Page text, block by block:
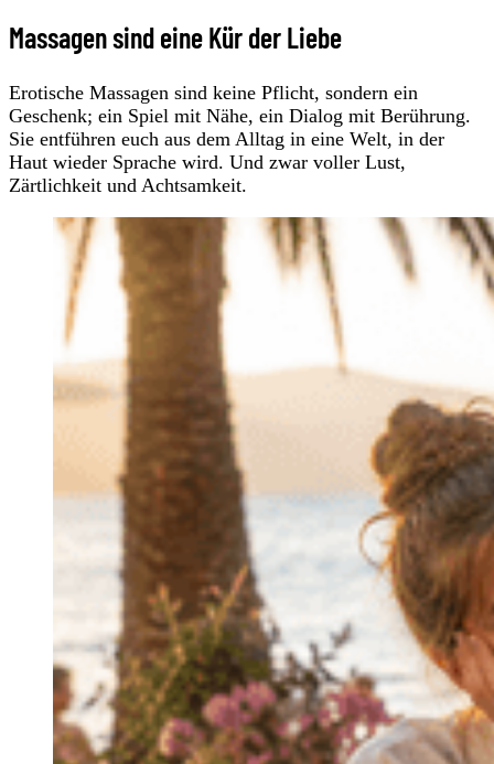
Massagen sind eine Kür der Liebe
Erotische Massagen sind keine Pflicht, sondern ein
Geschenk; ein Spiel mit Nähe, ein Dialog mit Berührung.
Sie entführen euch aus dem Alltag in eine Welt, in der
Haut wieder Sprache wird. Und zwar voller Lust,
Zärtlichkeit und Achtsamkeit.